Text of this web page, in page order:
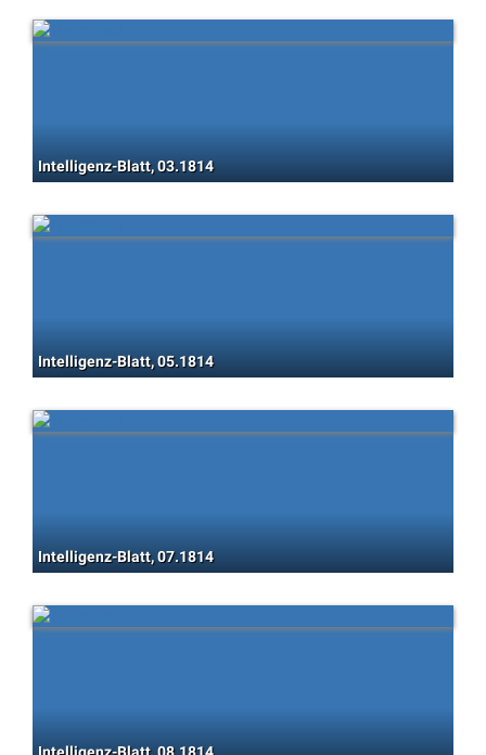
Intelligenz-Blatt, 03.1814
Intelligenz-Blatt, 05.1814
Intelligenz-Blatt, 07.1814